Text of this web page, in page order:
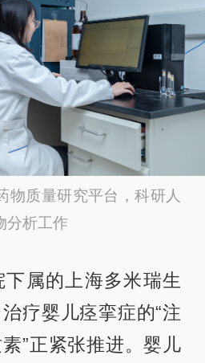
物质量研究平台，科研人
分析工作
属的上海多米瑞生
疗婴儿痉挛症的“注
”正紧张推进。婴儿